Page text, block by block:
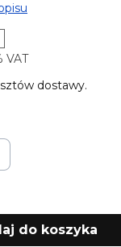
VAT
VAT
dostawy.
do koszyka